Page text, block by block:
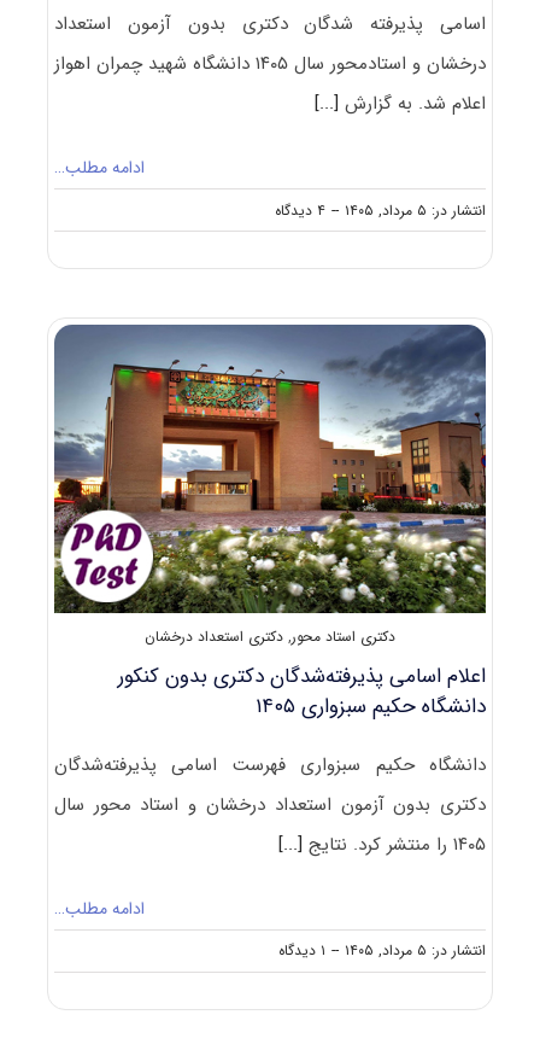
اسامی پذیرفته شدگان دکتری بدون آزمون استعداد
درخشان و استادمحور سال ۱۴۰۵ دانشگاه شهید چمران اهواز
اعلام شد. به گزارش[...]
ادامه مطلب…
انتشار در: ۵ مرداد, ۱۴۰۵ -- ۴ دیدگاه
on
اعلام
آزمون
دانشگاه
شهید
چمران
اهواز
۱۴۰۵
دکتری استاد محور, دکتری استعداد درخشان
اعلام اسامی پذیرفته‌شدگان دکتری بدون کنکور
دانشگاه حکیم سبزواری ۱۴۰۵
دانشگاه حکیم سبزواری فهرست اسامی پذیرفته‌شدگان
دکتری بدون آزمون استعداد درخشان و استاد محور سال
۱۴۰۵ را منتشر کرد. نتایج
[...]
ادامه مطلب…
انتشار در: ۵ مرداد, ۱۴۰۵ -- ۱ دیدگاه
on
اعلام